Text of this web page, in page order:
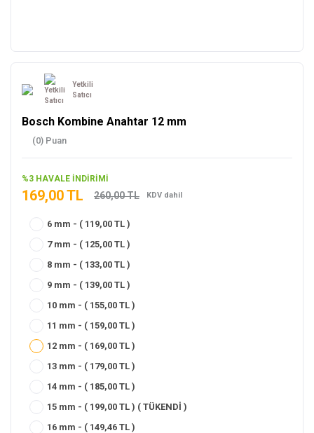
Yetkili
Satıcı
Bosch Kombine Anahtar 12 mm
(0) Puan
%3 HAVALE İNDİRİMİ
169,00 TL 260,00 TL KDV dahil
6 mm - ( 119,00 TL )
7 mm - ( 125,00 TL )
8 mm - ( 133,00 TL )
9 mm - ( 139,00 TL )
10 mm - ( 155,00 TL )
11 mm - ( 159,00 TL )
12 mm - ( 169,00 TL )
13 mm - ( 179,00 TL )
14 mm - ( 185,00 TL )
15 mm - ( 199,00 TL ) ( TÜKENDİ )
16 mm - ( 149,46 TL )